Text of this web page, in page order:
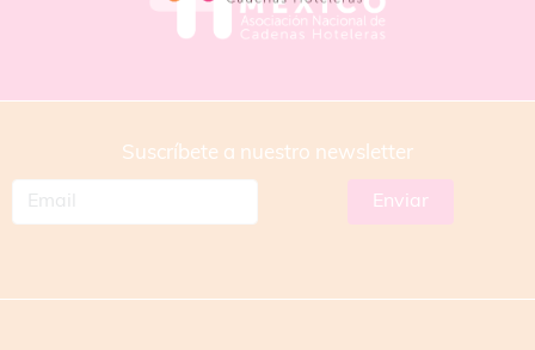
Suscríbete a nuestro newsletter